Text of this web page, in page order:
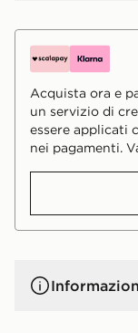
Acquista ora e
un servizio di
essere applicati
nei pagamenti.